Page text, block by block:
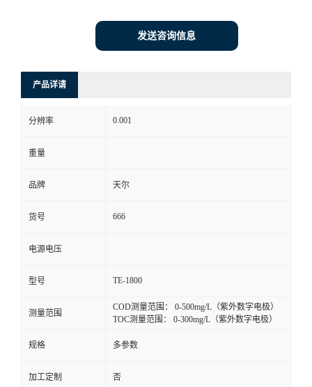
发送咨询信息
产品详请
分辨率 0.001
重量
品牌 天尔
货号 666
电源电压
型号 TE-1800
测量范围
COD测量范围： 0-500mg/L（紫外数字电极）
TOC测量范围： 0-300mg/L（紫外数字电极）
规格 多参数
加工定制 否